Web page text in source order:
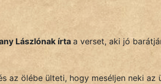
Lászlónak írta a verset, aki jó
az ölébe ülteti, hogy meséljen neki az